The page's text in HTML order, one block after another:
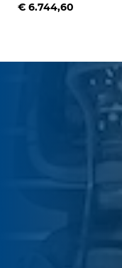
€ 6.744,60